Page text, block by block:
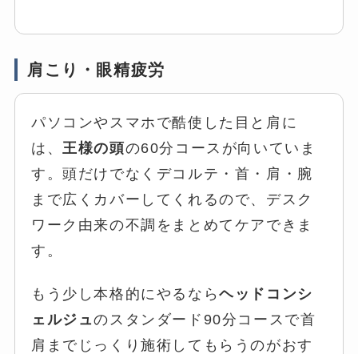
肩こり・眼精疲労
パソコンやスマホで酷使した目と肩に
は、王様の頭の60分コースが向いていま
す。頭だけでなくデコルテ・首・肩・腕
まで広くカバーしてくれるので、デスク
ワーク由来の不調をまとめてケアできま
す。
もう少し本格的にやるならヘッドコンシ
ェルジュのスタンダード90分コースで首
肩までじっくり施術してもらうのがおす